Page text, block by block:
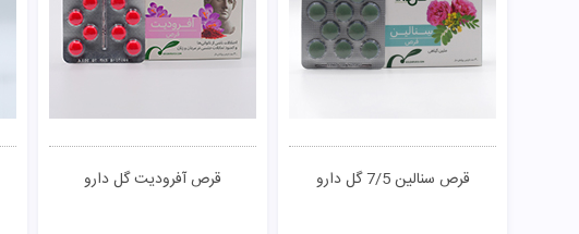
قرص سنالین 7/5 گل دارو قرص آفرودیت گل دارو